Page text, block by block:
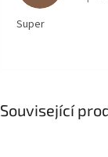
Super
Související